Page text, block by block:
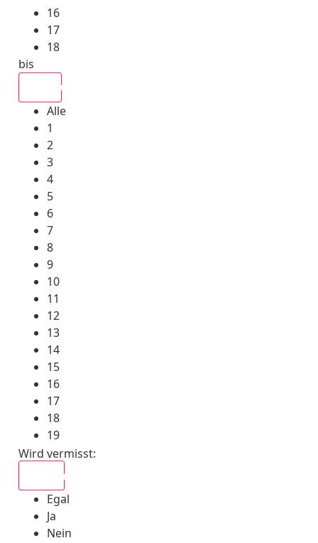
16
17
18
bis
Alle
1
2
3
4
5
6
7
8
9
10
11
12
13
14
15
16
17
18
19
Wird vermisst:
Egal
Ja
Nein